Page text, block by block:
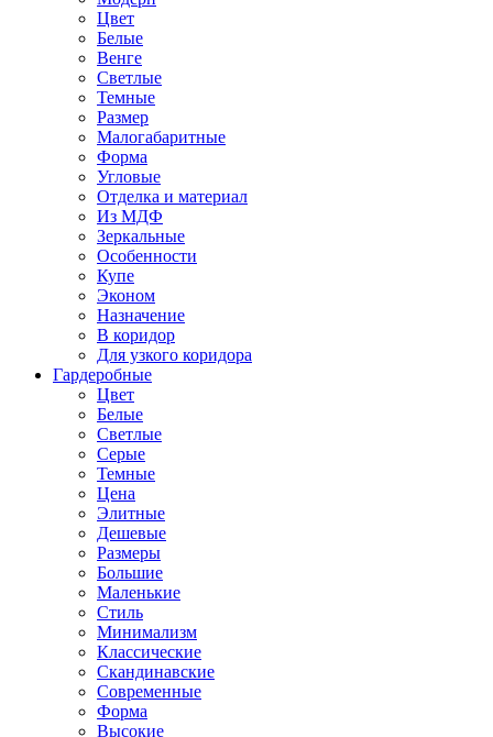
Цвет
Белые
Венге
Светлые
Темные
Размер
Малогабаритные
Форма
Угловые
Отделка и материал
Из МДФ
Зеркальные
Особенности
Купе
Эконом
Назначение
В коридор
Для узкого коридора
Гардеробные
Цвет
Белые
Светлые
Серые
Темные
Цена
Элитные
Дешевые
Размеры
Большие
Маленькие
Стиль
Минимализм
Классические
Скандинавские
Современные
Форма
Высокие